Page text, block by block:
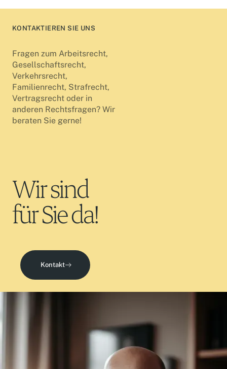
KONTAKTIEREN SIE UNS
Fragen zum Arbeitsrecht,
Gesellschaftsrecht,
Verkehrsrecht,
Familienrecht, Strafrecht,
Vertragsrecht oder in
anderen Rechtsfragen? Wir
beraten Sie gerne!
Wir sind
für Sie da!
Kontakt